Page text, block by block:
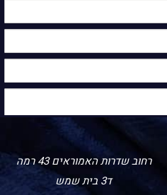
רחוב שדרות האמוראים 43 רמה
ד3 בית שמש